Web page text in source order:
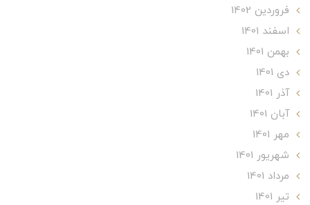
فروردین 1402
اسفند 1401
بهمن 1401
دی 1401
آذر 1401
آبان 1401
مهر 1401
شهریور 1401
مرداد 1401
تير 1401